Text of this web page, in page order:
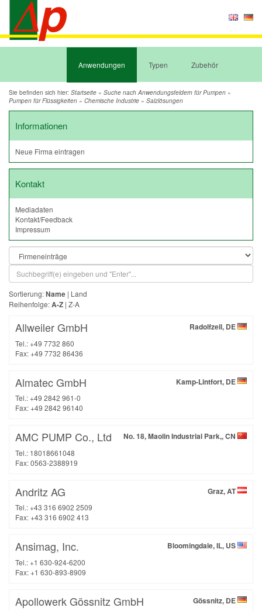
Anwendungen Typen Zubehör
Sie befinden sich hier: Startseite » Suche nach Anwendungsfeldern für Pumpen »
Pumpen für Flüssigkeiten » Chemische Industrie » Salzlösungen
Informationen
Neue Firma eintragen
Kontakt
Mediadaten
Kontakt/Feedback
Impressum
Sortierung:Name | Land
Reihenfolge:A-Z | Z-A
Radolfzell, DE
Allweiler GmbH
Tel.: +49 7732 860
Fax: +49 7732 86436
Kamp-Lintfort, DE
Almatec GmbH
Tel.: +49 2842 961-0
Fax: +49 2842 96140
No. 18, Maolin Industrial Park,, CN
AMC PUMP Co., Ltd
Tel.: 18018661048
Fax: 0563-2388919
Graz, AT
Andritz AG
Tel.: +43 316 6902 2509
Fax: +43 316 6902 413
Bloomingdale, IL, US
Ansimag, Inc.
Tel.: +1 630-924-6200
Fax: +1 630-893-8909
Gössnitz, DE
Apollowerk Gössnitz GmbH